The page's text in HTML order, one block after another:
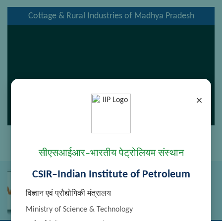
×
सीएसआईआर–भारतीय पेट्रोलियम संस्थान
CSIR–Indian Institute of Petroleum
विज्ञान एवं प्रौद्योगिकी मंत्रालय
Ministry of Science & Technology
Cottage & Rural Industries of Madhya Pradesh